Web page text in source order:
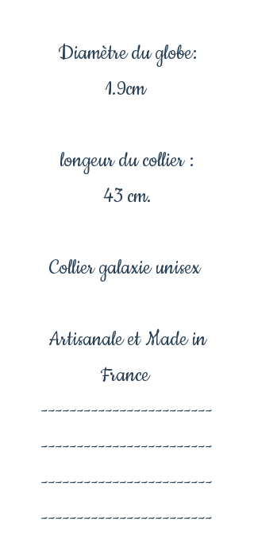
Diamètre du globe:
1.9cm
longeur du collier :
43 cm.
Collier galaxie unisex
Artisanale et Made in
France
------------------------
------------------------
------------------------
------------------------